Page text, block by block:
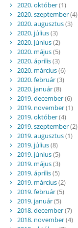
2020. október(1)
2020. szeptember(4)
2020. augusztus(3)
2020. július(3)
2020. június(2)
2020. május(5)
2020. április(3)
2020. március(6)
2020. február(3)
2020. január(8)
2019. december(6)
2019. november(1)
2019. október(4)
2019. szeptember(2)
2019. augusztus(1)
2019. július(8)
2019. június(5)
2019. május(3)
2019. április(5)
2019. március(2)
2019. február(5)
2019. január(5)
2018. december(7)
2018. november(4)